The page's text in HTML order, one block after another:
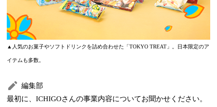
▲人気のお菓子やソフトドリンクを詰め合わせた「TOKYO TREAT」。日本限定のア
イテムも多数。
編集部
最初に、ICHIGOさんの事業内容についてお聞かせください。